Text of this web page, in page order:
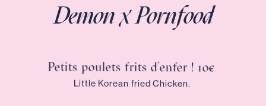
Demon x Pornfood
Petits poulets frits d’enfer ! 10€
Little Korean fried Chicken.